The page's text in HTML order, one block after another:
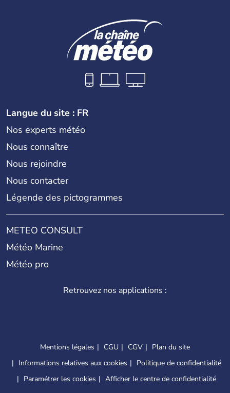
Langue du site : FR
Nos experts météo
Nous connaître
Nous rejoindre
Nous contacter
Légende des pictogrammes
METEO CONSULT
Météo Marine
Météo pro
Retrouvez nos applications :
Mentions légales CGU CGV
Plan du site
Informations relatives aux cookies
Politique de confidentialité
Paramétrer les cookies
Afficher le centre de confidentialité